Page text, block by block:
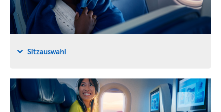
Sitzauswahl